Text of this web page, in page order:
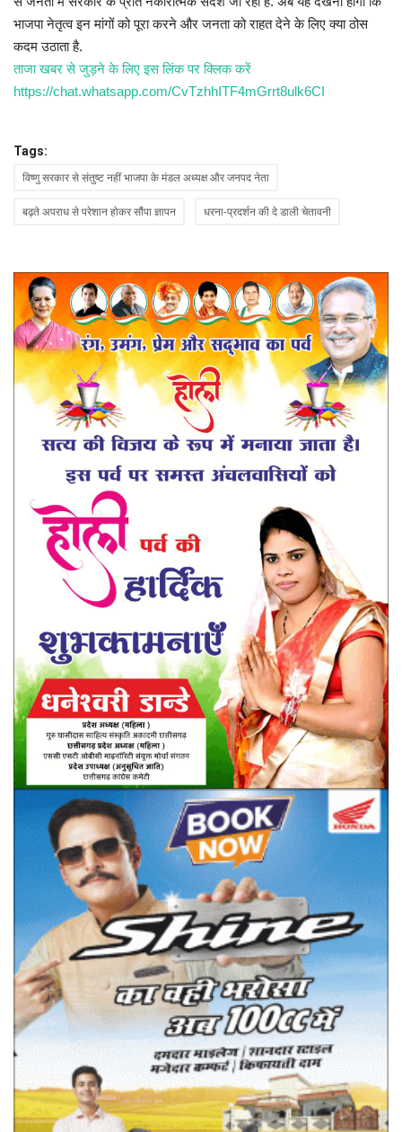
भाजपा नेतृत्व इन मांगों को पूरा करने और जनता को राहत देने के लिए क्या ठोस
कदम उठाता है.
ताजा खबर से जुड़ने के लिए इस लिंक पर क्लिक करें
https://chat.whatsapp.com/CvTzhhITF4mGrrt8ulk6CI
Tags:
विष्णु सरकार से संतुष्ट नहीं भाजपा के मंडल अध्यक्ष और जनपद नेता
बढ़ते अपराध से परेशान होकर सौंपा ज्ञापन धरना-प्रदर्शन की दे डाली चेतावनी